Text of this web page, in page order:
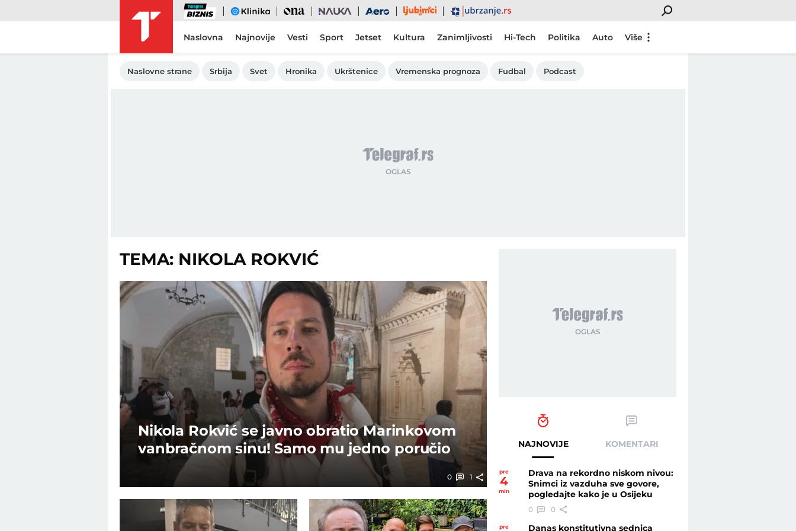
Biznis eKlinika Ona Nauka Aero Ljubimci Ubrzanje
Naslovna Najnovije Vesti Sport Jetset Kultura Zanimljivosti Hi-Tech Politika Auto Više
Naslovne strane Srbija Svet Hronika Ukrštenice Vremenska prognoza Fudbal Podcast
TEMA: NIKOLA ROKVIĆ
Nikola Rokvić se javno obratio Marinkovom
vanbračnom sinu! Samo mu jedno poručio
0 1
NAJNOVIJE KOMENTARI
pre
4
min
Drava na rekordno niskom nivou:
Snimci iz vazduha sve govore,
pogledajte kako je u Osijeku
0 0
pre
Danas konstitutivna sednica